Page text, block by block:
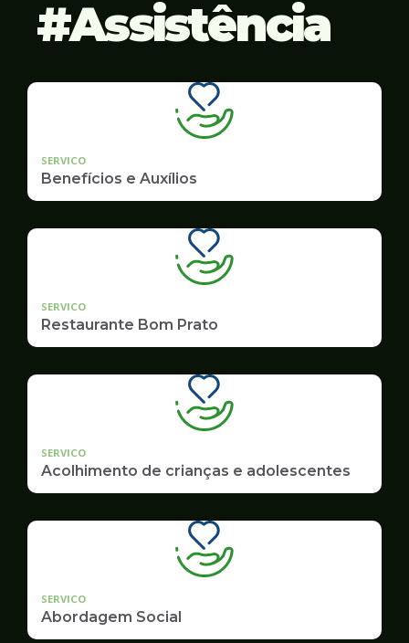
Assistência
SERVICO
Benefícios e Auxílios
SERVICO
Restaurante Bom Prato
SERVICO
Acolhimento de crianças e adolescentes
SERVICO
Abordagem Social